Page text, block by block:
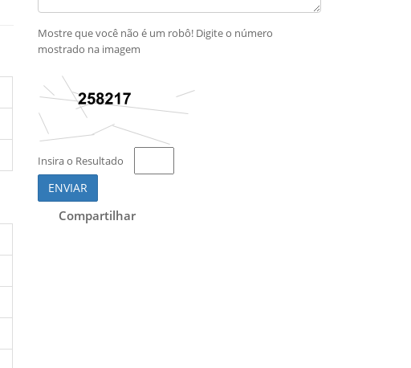
Mostre que você não é um robô! Digite o número
mostrado na imagem
Insira o Resultado
ENVIAR
Compartilhar